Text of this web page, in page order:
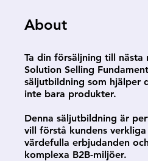
About
Ta din försäljning till nästa
Solution Selling
säljutbildning som hjälper
inte bara produkter.
Denna säljutbildning är
vill förstå kundens
värdefulla erbjudanden
komplexa B2B-miljöer.